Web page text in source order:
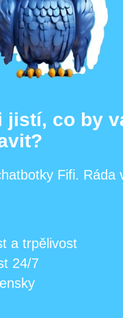
jistí, co by
Fifi. Ráda
a trpělivost
24/7